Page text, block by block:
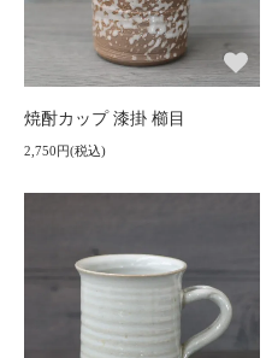
焼酎カップ 漆掛 櫛目
2,750円(税込)